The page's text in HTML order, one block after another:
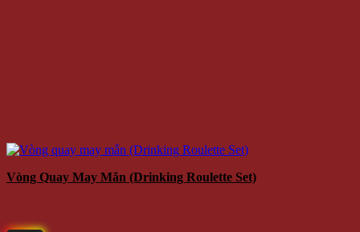
Vòng Quay May Mắn (Drinking Roulette Set)